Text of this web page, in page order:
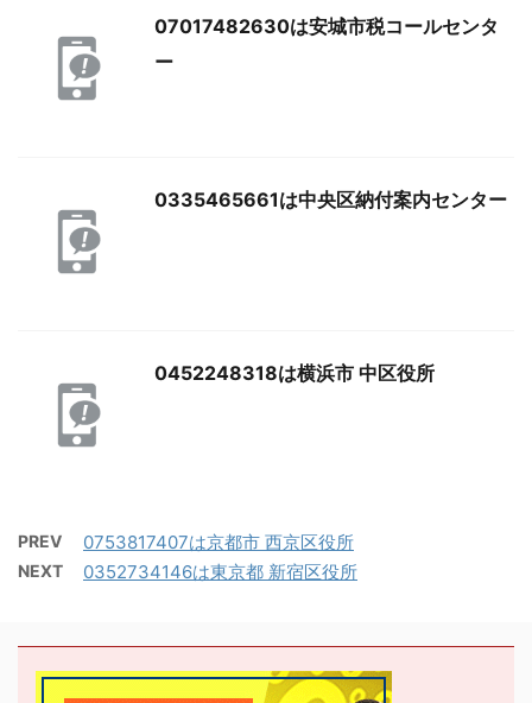
07017482630は安城市税コールセンタ
ー
0335465661は中央区納付案内センター
0452248318は横浜市 中区役所
PREV 0753817407は京都市 西京区役所
NEXT 0352734146は東京都 新宿区役所